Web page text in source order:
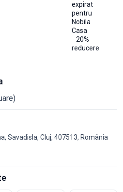
expirat
pentru
Nobila
Casa
· 20%
reducere
Savadisla, Cluj, 407513, România